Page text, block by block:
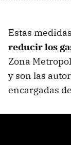
Estas
reducir los
Zona
y son las
encargadas